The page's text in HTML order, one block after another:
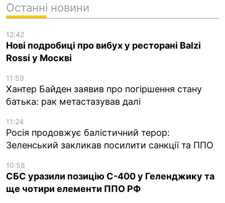
Останні новини
12:42
Нові подробиці про вибух у ресторані Balzi
Rossi у Москві
11:59
Хантер Байден заявив про погіршення стану
батька: рак метастазував далі
11:24
Росія продовжує балістичний терор:
Зеленський закликав посилити санкції та ППО
10:58
СБС уразили позицію С-400 у Геленджику та
ще чотири елементи ППО РФ